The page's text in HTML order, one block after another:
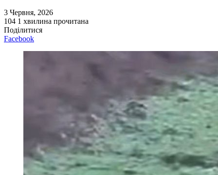
3 Червня, 2026
104 1 хвилина прочитана
Поділитися
Facebook